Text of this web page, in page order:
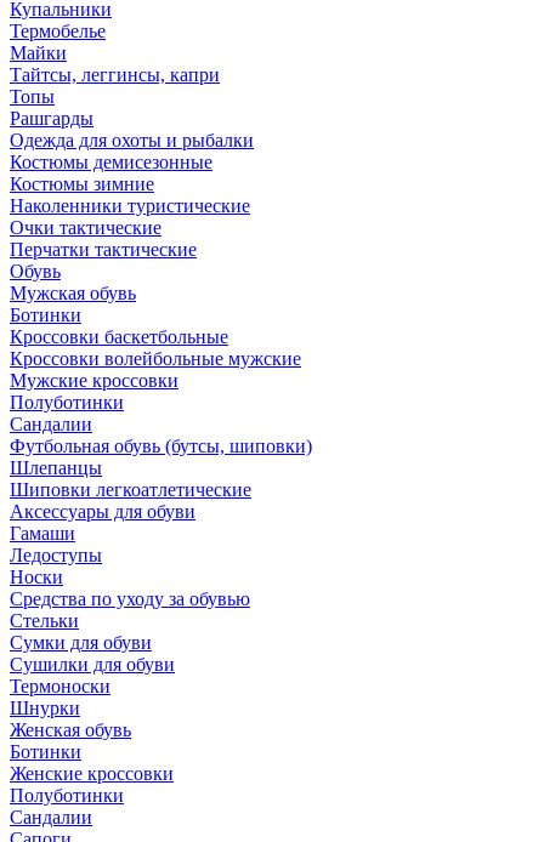
Купальники
Термобелье
Майки
Тайтсы, леггинсы, капри
Топы
Рашгарды
Одежда для охоты и рыбалки
Костюмы демисезонные
Костюмы зимние
Наколенники туристические
Очки тактические
Перчатки тактические
Обувь
Мужская обувь
Ботинки
Кроссовки баскетбольные
Кроссовки волейбольные мужские
Мужские кроссовки
Полуботинки
Сандалии
Футбольная обувь (бутсы, шиповки)
Шлепанцы
Шиповки легкоатлетические
Аксессуары для обуви
Гамаши
Ледоступы
Носки
Средства по уходу за обувью
Стельки
Сумки для обуви
Сушилки для обуви
Термоноски
Шнурки
Женская обувь
Ботинки
Женские кроссовки
Полуботинки
Сандалии